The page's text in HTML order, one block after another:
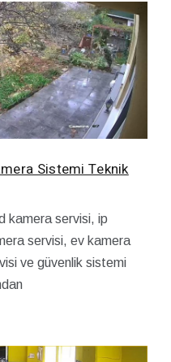
Sistemi Teknik
kamera servisi, ip
servisi, ev kamera
ve güvenlik sistemi